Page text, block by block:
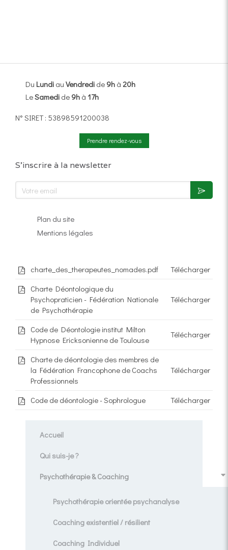
Du Lundi au Vendredi de 9h à 20h
LeSamedi de 9h à 17h
N° SIRET : 53898591200038
Prendre rendez-vous
S'inscrire à la newsletter
Votre email
Plan du site
Mentions légales
charte_des_therapeutes_nomades.pdf
Télécharger
Charte Déontologique du
Psychopraticien - Fédération Nationale
de Psychothérapie
Télécharger
Code de Déontologie institut Milton
Hypnose Ericksonienne de Toulouse
Télécharger
Charte de déontologie des membres de
la Fédération Francophone de Coachs
Professionnels
Télécharger
Code de déontologie - Sophrologue Télécharger
Accueil
Qui suis-je ?
Psychothérapie & Coaching
Psychothérapie orientée psychanalyse
Coaching existentiel / résilient
Coaching Individuel